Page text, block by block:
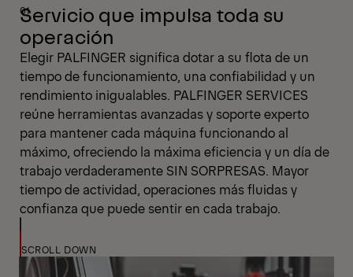
Servicio que impulsa toda su
operación
Elegir PALFINGER significa dotar a su flota de un
tiempo de funcionamiento, una confiabilidad y un
rendimiento inigualables. PALFINGER SERVICES
reúne herramientas avanzadas y soporte experto
para mantener cada máquina funcionando al
máximo, ofreciendo la máxima eficiencia y un día de
trabajo verdaderamente SIN SORPRESAS. Mayor
tiempo de actividad, operaciones más fluidas y
confianza que puede sentir en cada trabajo.
SCROLL DOWN